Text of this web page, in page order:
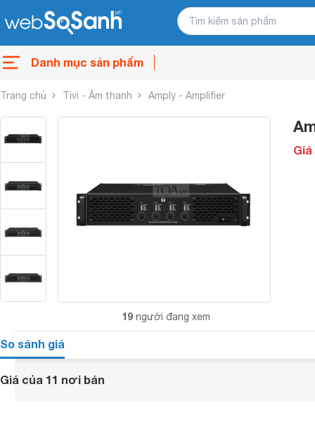
Danh mục sản phẩm
Trang chủ Tivi - Âm thanh Amply - Amplifier
19 người đang xem
Giá
So sánh giá
Giá của 11 nơi bán